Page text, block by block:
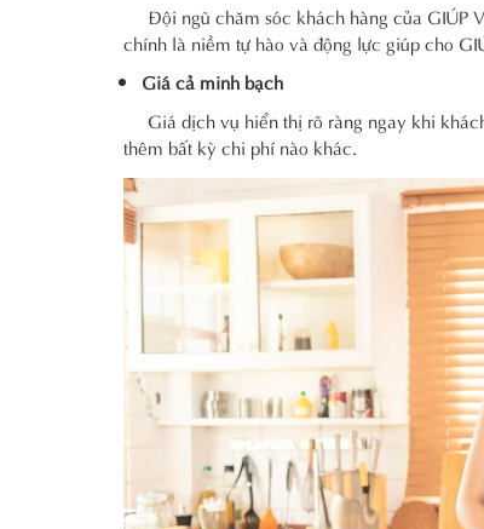
Đội ngũ chăm sóc khách hàng của GIÚP
chính là niềm tự hào và động lực giúp cho
Giá cả minh bạch
Giá dịch vụ hiển thị rõ ràng ngay khi
thêm bất kỳ chi phí nào khác.